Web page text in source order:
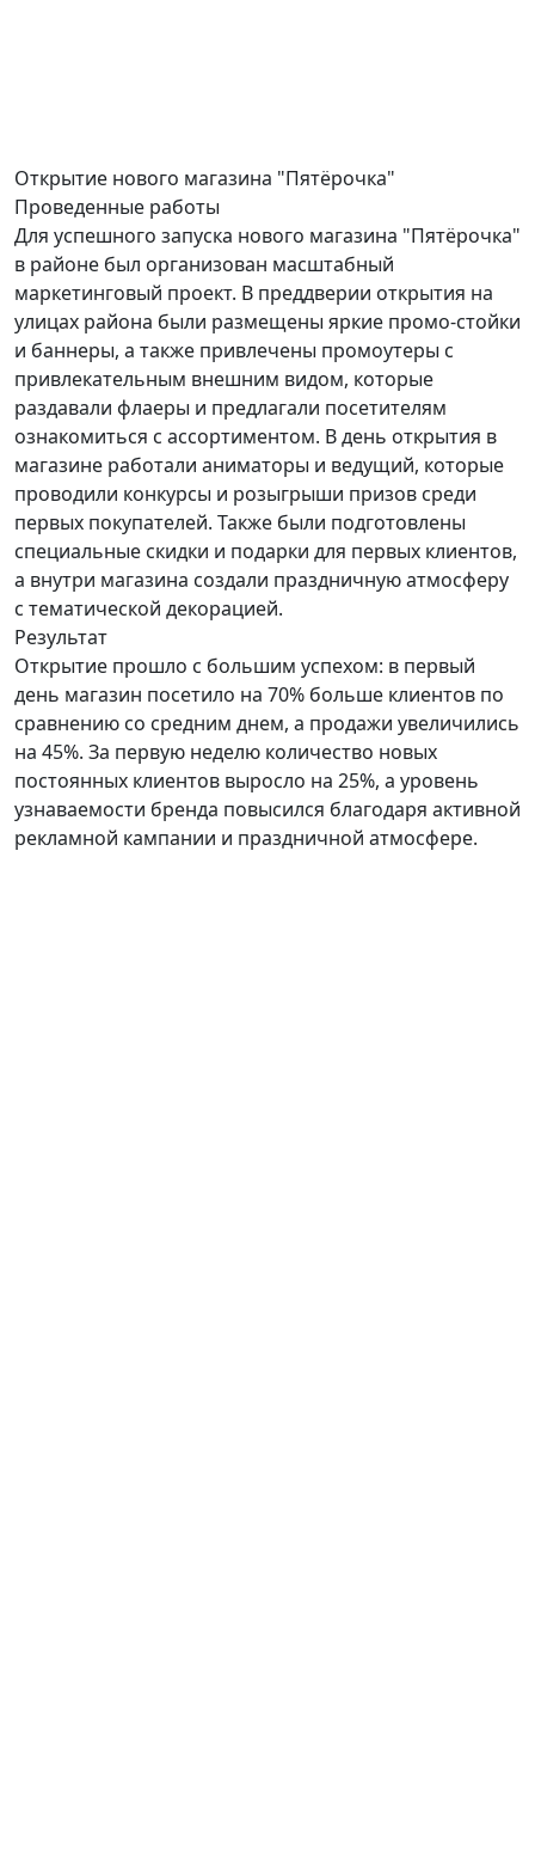
Открытие нового магазина "Пятёрочка"
Проведенные работы
Для успешного запуска нового магазина "Пятёрочка"
в районе был организован масштабный
маркетинговый проект. В преддверии открытия на
улицах района были размещены яркие промо-стойки
и баннеры, а также привлечены промоутеры с
привлекательным внешним видом, которые
раздавали флаеры и предлагали посетителям
ознакомиться с ассортиментом. В день открытия в
магазине работали аниматоры и ведущий, которые
проводили конкурсы и розыгрыши призов среди
первых покупателей. Также были подготовлены
специальные скидки и подарки для первых клиентов,
а внутри магазина создали праздничную атмосферу
с тематической декорацией.
Результат
Открытие прошло с большим успехом: в первый
день магазин посетило на 70% больше клиентов по
сравнению со средним днем, а продажи увеличились
на 45%. За первую неделю количество новых
постоянных клиентов выросло на 25%, а уровень
узнаваемости бренда повысился благодаря активной
рекламной кампании и праздничной атмосфере.